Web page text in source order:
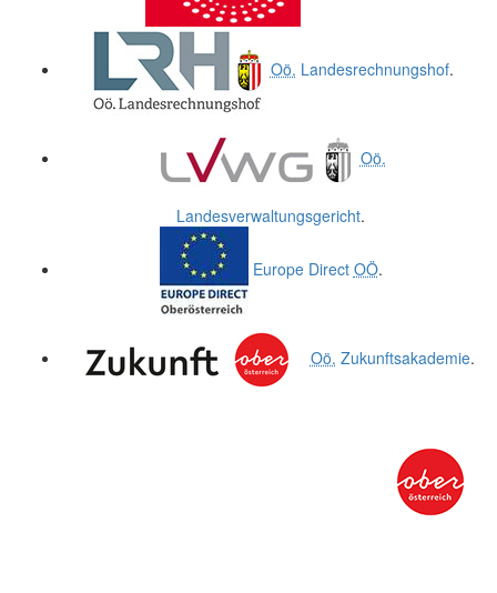
Oö. Landesrechnungshof.
Oö.
Landesverwaltungsgericht.
Europe Direct OÖ.
Oö. Zukunftsakademie.